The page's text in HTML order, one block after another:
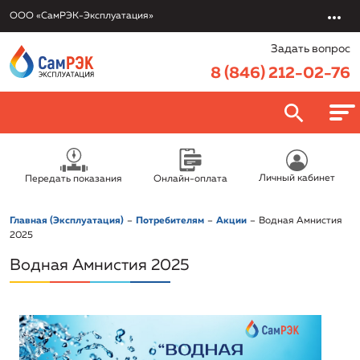
ООО «СамРЭК-Эксплуатация»
Задать вопрос
8 (846) 212-02-76
О компании
Руководство
Раскрытие информации
Приказы об установлении тарифов
Реквизиты
Онлайн-оплата
Передать показания
Урегулировать задолженность
Услуги
Обслуживание и эксплуатация объектов
Подключение к системе теплоснабжения
Подключение к системе водоснабжения и
Вакансии
Новости
Передать показания Онлайн-оплата Личный кабинет
Главная (Эксплуатация) Потребителям Акции
Водная Амнистия
2025
Водная Амнистия 2025